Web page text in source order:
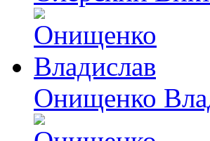
Онищенко